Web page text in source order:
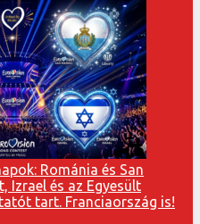
Románia és San
Izrael és az Egyesült
tart. Franciaország is!